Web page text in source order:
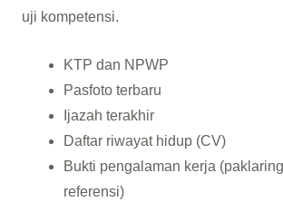
uji kompetensi.
KTP dan NPWP
Pasfoto terbaru
Ijazah terakhir
Daftar riwayat hidup (CV)
Bukti pengalaman kerja
referensi)